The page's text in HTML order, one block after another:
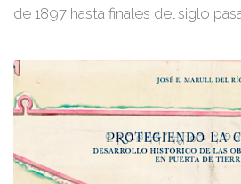
de 1897 hasta finales del siglo